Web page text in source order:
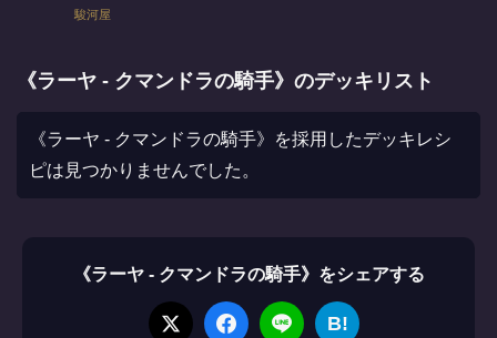
駿河屋
《ラーヤ - クマンドラの騎手》のデッキリスト
《ラーヤ - クマンドラの騎手》を採用したデッキレシ
ピは見つかりませんでした。
《ラーヤ - クマンドラの騎手》をシェアする
B!